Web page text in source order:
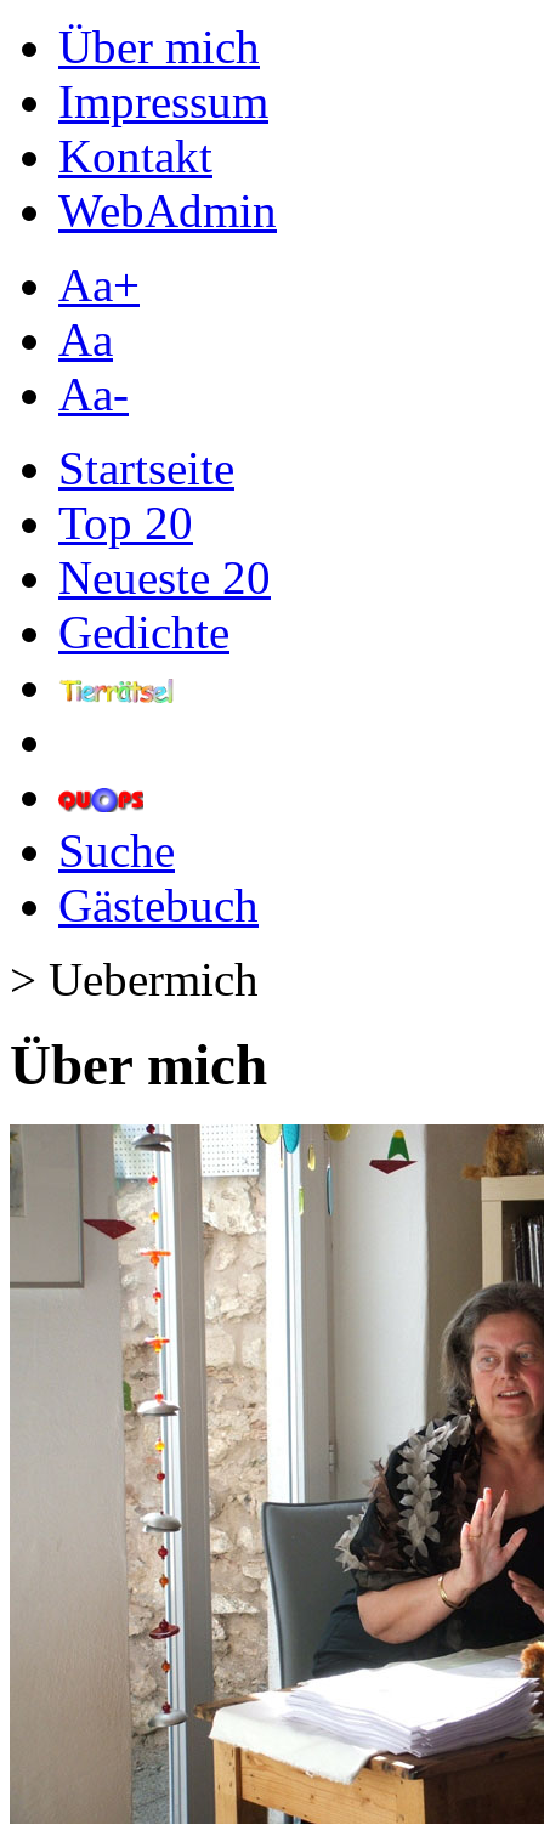
Über mich
Impressum
Kontakt
WebAdmin
Aa+
Aa
Aa-
Startseite
Top 20
Neueste 20
Gedichte
Suche
Gästebuch
> Uebermich
Über mich